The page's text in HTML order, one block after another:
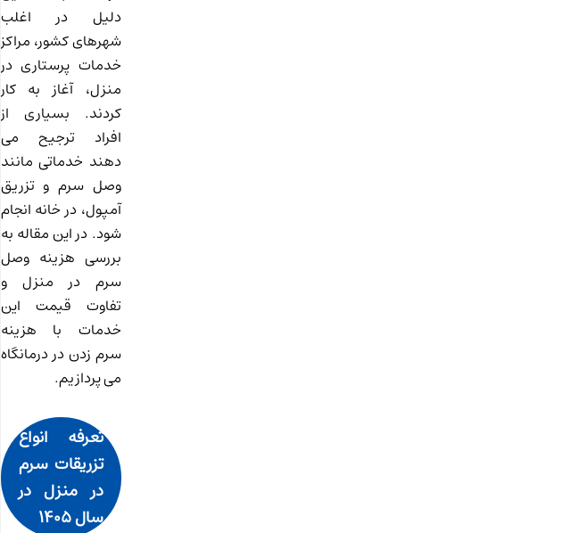
دلیل در اغلب
شهرهای کشور، مراکز
خدمات پرستاری در
منزل، آغاز به کار
کردند. بسیاری از
افراد ترجیح می
دهند خدماتی مانند
وصل سرم و تزریق
آمپول، در خانه انجام
شود. در این مقاله به
بررسی هزینه وصل
سرم در منزل و
تفاوت قیمت این
خدمات با هزینه
سرم زدن در درمانگاه
می پردازیم.
تعرفه انواع
تزریقات سرم
در منزل در
سال 1405